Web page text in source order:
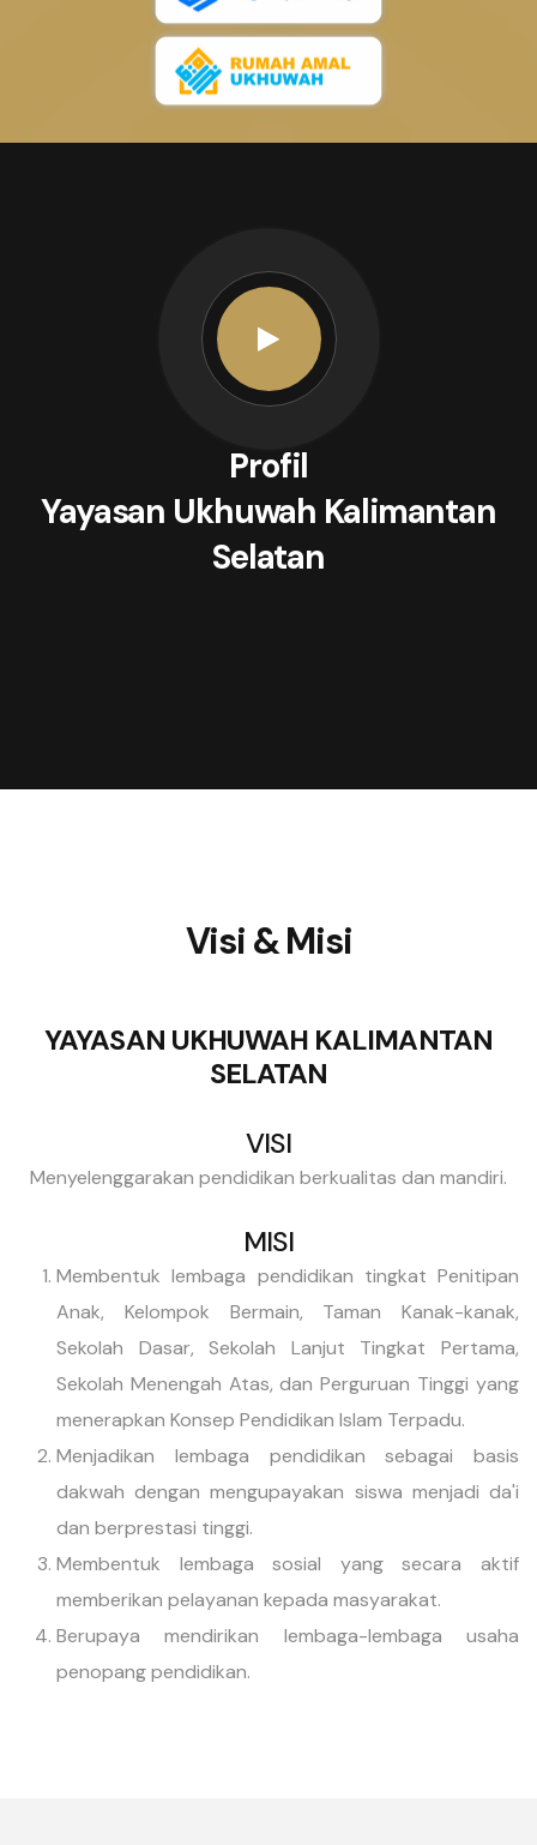
Profil
Yayasan Ukhuwah Kalimantan
Selatan
Visi & Misi
YAYASAN UKHUWAH KALIMANTAN
SELATAN
VISI
Menyelenggarakan pendidikan berkualitas dan mandiri.
MISI
Membentuk lembaga pendidikan tingkat Penitipan
Anak, Kelompok Bermain, Taman Kanak-kanak,
Sekolah Dasar, Sekolah Lanjut Tingkat Pertama,
Sekolah Menengah Atas, dan Perguruan Tinggi yang
menerapkan Konsep Pendidikan Islam Terpadu.
Menjadikan lembaga pendidikan sebagai basis
dakwah dengan mengupayakan siswa menjadi da'i
dan berprestasi tinggi.
Membentuk lembaga sosial yang secara aktif
memberikan pelayanan kepada masyarakat.
Berupaya mendirikan lembaga-lembaga usaha
penopang pendidikan.